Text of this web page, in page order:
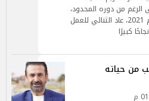
الرغم من دوره المحدود،
إلا أنه ترك بصمة واضحة. وفي عام 2021، عاد الثنائي للعمل
كبيرًا
من حياته